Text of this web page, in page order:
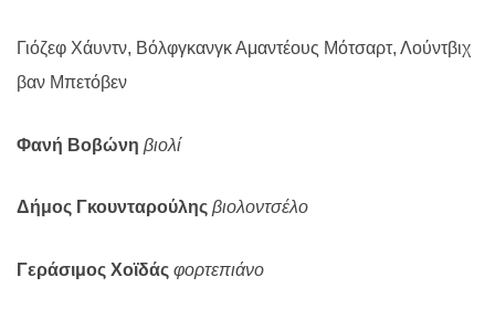
Γιόζεφ Χάυντν, Βόλφγκανγκ Αμαντέους Μότσαρτ, Λούντβιχ
βαν Μπετόβεν
Φανή Βοβώνη βιολί
Δήμος Γκουνταρούλης βιολοντσέλο
Γεράσιμος Χοϊδάς φορτεπιάνο